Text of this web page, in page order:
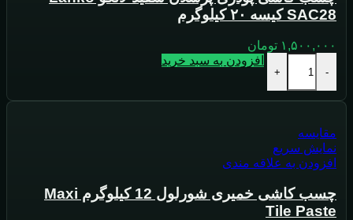
SAC28 کیسه ۲۰ کیلوگرم
۱,۵۰۰,۰۰۰ تومان
-
+
افزودن به سبد خرید
مقايسه
نمایش سریع
افزودن به علاقه مندی
چسب کاشی خمیری شورلول 12 کیلوگرم Maxi
Tile Paste